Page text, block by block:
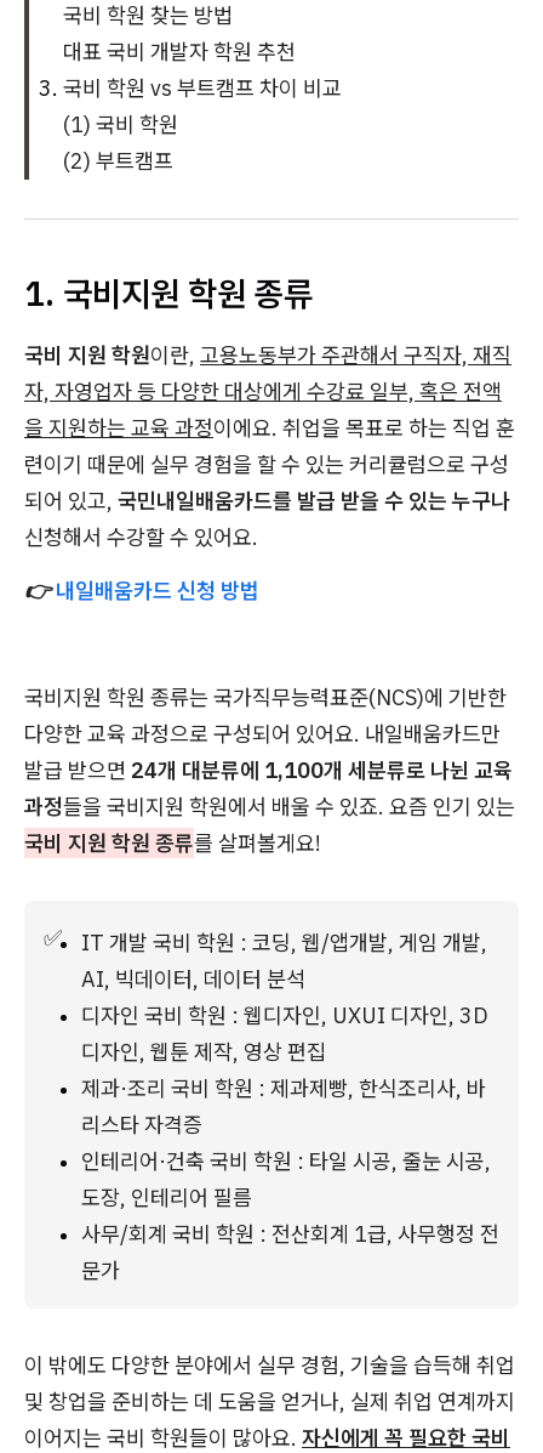
국비 학원 찾는 방법
대표 국비 개발자 학원 추천
국비 학원 vs 부트캠프 차이 비교
(1) 국비 학원
(2) 부트캠프
1. 국비지원 학원 종류
국비 지원 학원이란, 고용노동부가 주관해서 구직자, 재직
자, 자영업자 등 다양한 대상에게 수강료 일부, 혹은 전액
을 지원하는 교육 과정이에요. 취업을 목표로 하는 직업 훈
련이기 때문에 실무 경험을 할 수 있는 커리큘럼으로 구성
되어 있고, 국민내일배움카드를 발급 받을 수 있는 누구나
신청해서 수강할 수 있어요.
👉내일배움카드 신청 방법
국비지원 학원 종류는 국가직무능력표준(NCS)에 기반한
다양한 교육 과정으로 구성되어 있어요. 내일배움카드만
발급 받으면 24개 대분류에 1,100개 세분류로 나뉜 교육
과정들을 국비지원 학원에서 배울 수 있죠. 요즘 인기 있는
국비 지원 학원 종류를 살펴볼게요!
✅
IT 개발 국비 학원 : 코딩, 웹/앱개발, 게임 개발,
AI, 빅데이터, 데이터 분석
디자인 국비 학원 : 웹디자인, UXUI 디자인, 3D
디자인, 웹툰 제작, 영상 편집
제과·조리 국비 학원 : 제과제빵, 한식조리사, 바
리스타 자격증
인테리어·건축 국비 학원 : 타일 시공, 줄눈 시공,
도장, 인테리어 필름
사무/회계 국비 학원 : 전산회계 1급, 사무행정 전
문가
이 밖에도 다양한 분야에서 실무 경험, 기술을 습득해 취업
및 창업을 준비하는 데 도움을 얻거나, 실제 취업 연계까지
이어지는 국비 학원들이 많아요. 자신에게 꼭 필요한 국비